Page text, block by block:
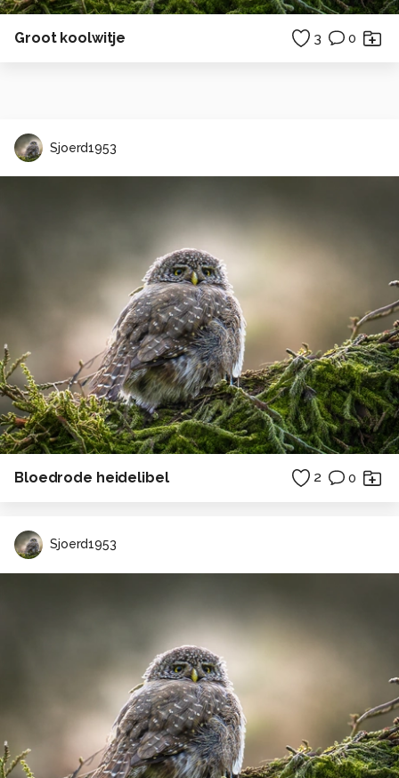
Groot koolwitje 3 0
Sjoerd1953
Bloedrode heidelibel 2 0
Sjoerd1953